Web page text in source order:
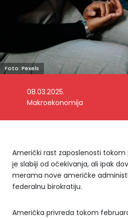
Foto: Pexels
08.03.2025.
Makroekonomija
Američki rast zaposlenosti
je slabiji od očekivanja, ali ipak
merama nove američke
federalnu birokratiju.
Američka privreda tokom